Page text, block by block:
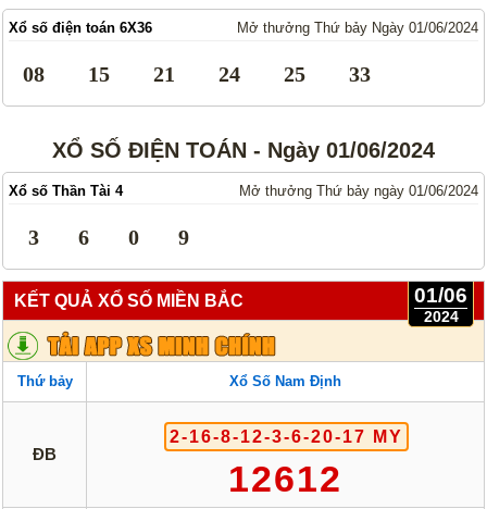
Xổ số điện toán 6X36 Mở thưởng Thứ bảy Ngày 01/06/2024
08 15 21 24 25 33
XỔ SỐ ĐIỆN TOÁN - Ngày 01/06/2024
Xổ số Thần Tài 4 Mở thưởng Thứ bảy ngày 01/06/2024
3 6 0 9
01/06
2024
KẾT QUẢ XỔ SỐ MIỀN BẮC
Thứ bảy Xổ Số Nam Định
ĐB
2-16-8-12-3-6-20-17 MY
12612